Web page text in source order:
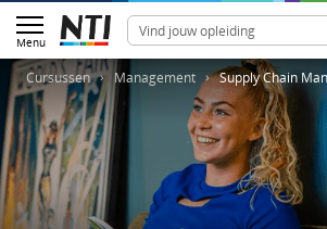
Menu
Cursussen Management Supply Chain